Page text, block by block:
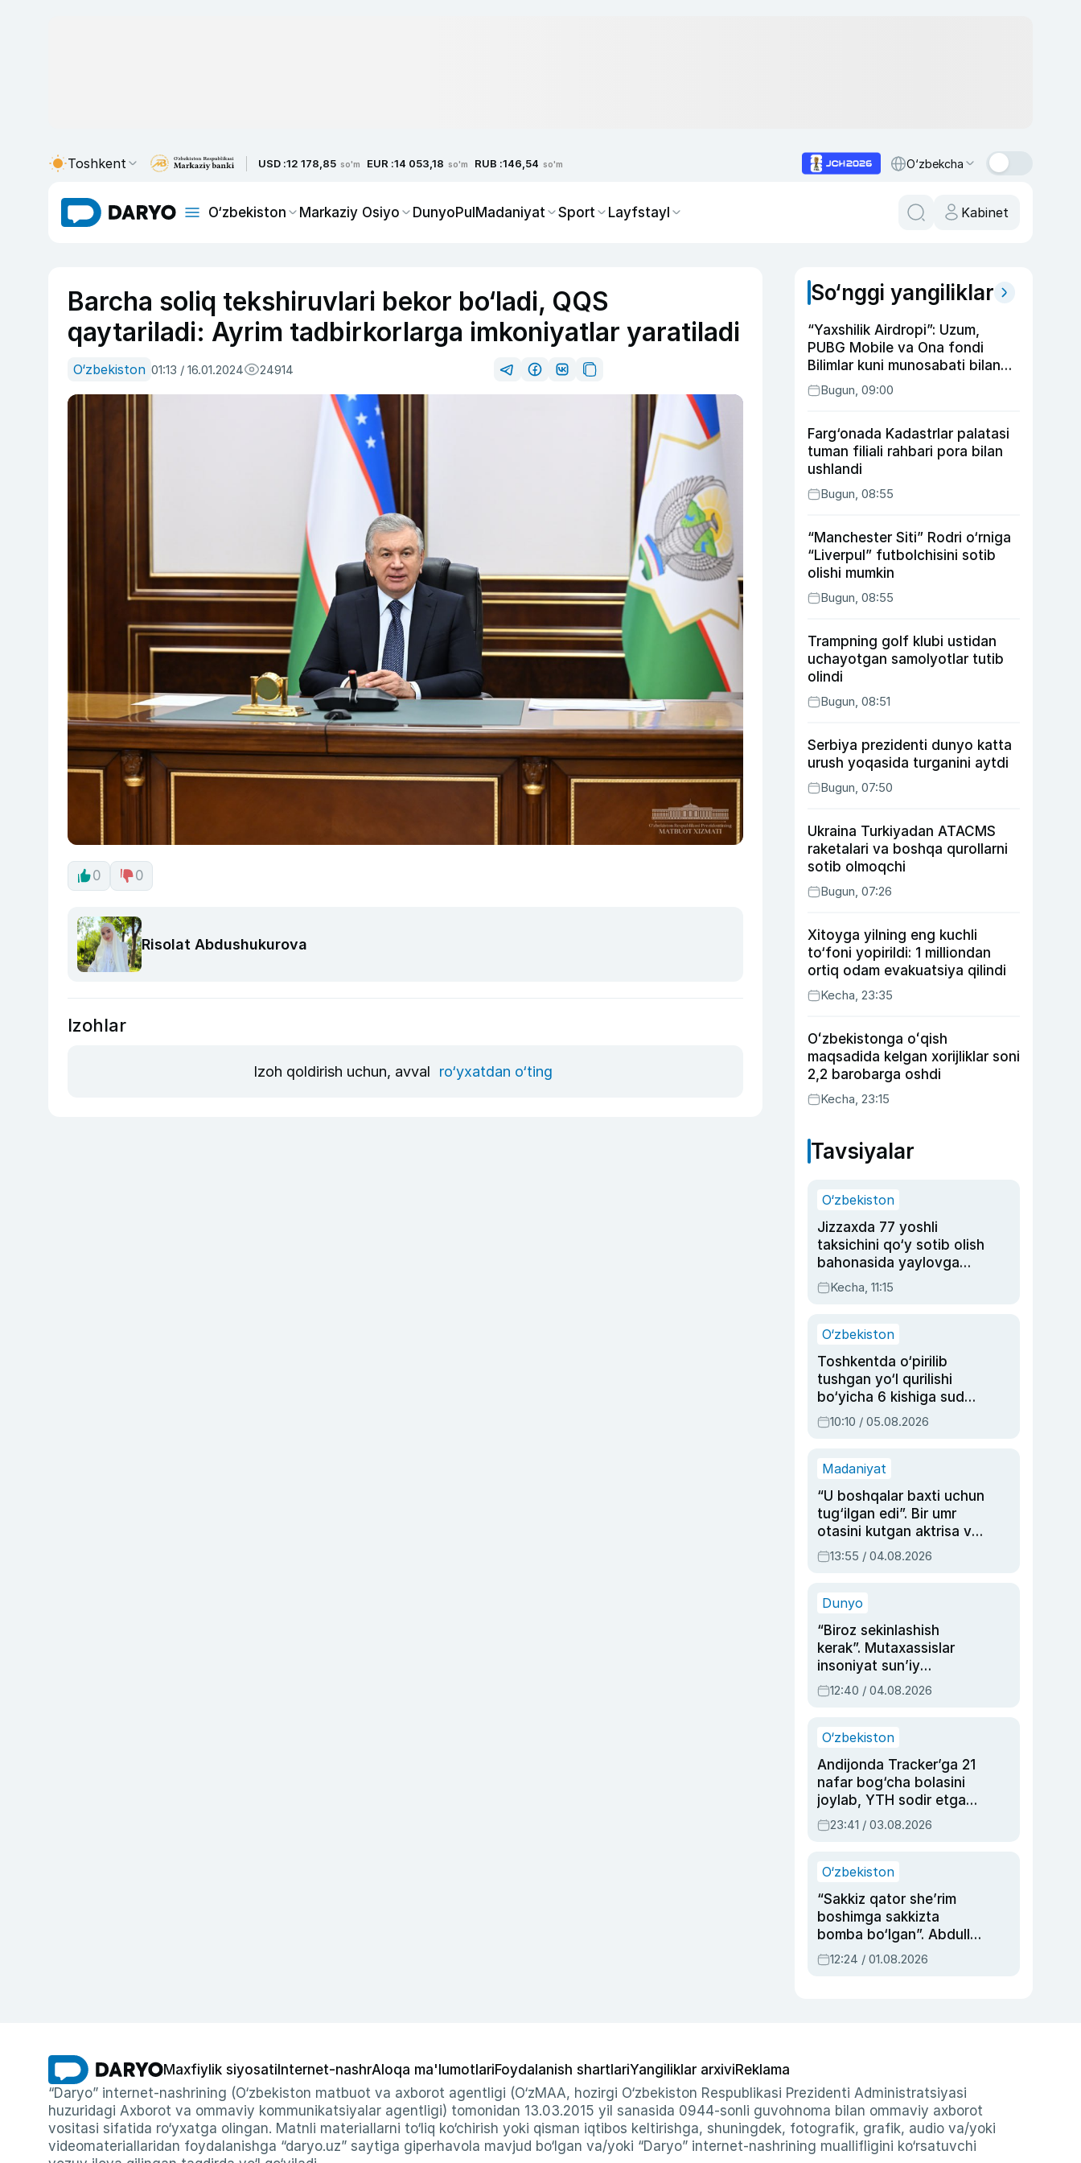
Toshkent USD :12 178,85 so'm EUR :14 053,18 so'm RUB :146,54 so'm O‘zbekcha
O‘zbekiston Markaziy Osiyo DunyoPulMadaniyat Sport Layfstayl Kabinet
Barcha soliq tekshiruvlari bekor bo‘ladi, QQS
qaytariladi: Ayrim tadbirkorlarga imkoniyatlar yaratiladi
O‘zbekiston 01:13 / 16.01.2024 24914
0 0
Risolat Abdushukurova
Izohlar
Izoh qoldirish uchun, avval ro‘yxatdan o‘ting
So‘nggi yangiliklar
“Yaxshilik Airdropi”: Uzum,
PUBG Mobile va Ona fondi
Bilimlar kuni munosabati bilan
xayriya tadbirini yo‘lga
qo‘ymoqda
Bugun, 09:00
Farg‘onada Kadastrlar palatasi
tuman filiali rahbari pora bilan
ushlandi
Bugun, 08:55
“Manchester Siti” Rodri o‘rniga
“Liverpul” futbolchisini sotib
olishi mumkin
Bugun, 08:55
Trampning golf klubi ustidan
uchayotgan samolyotlar tutib
olindi
Bugun, 08:51
Serbiya prezidenti dunyo katta
urush yoqasida turganini aytdi
Bugun, 07:50
Ukraina Turkiyadan ATACMS
raketalari va boshqa qurollarni
sotib olmoqchi
Bugun, 07:26
Xitoyga yilning eng kuchli
to‘foni yopirildi: 1 milliondan
ortiq odam evakuatsiya qilindi
Kecha, 23:35
Oʻzbekistonga oʻqish
maqsadida kelgan xorijliklar soni
2,2 barobarga oshdi
Kecha, 23:15
Tavsiyalar
O‘zbekiston
Jizzaxda 77 yoshli
taksichini qo‘y sotib olish
bahonasida yaylovga
olib borib o‘ldirgan yigit
20 yilga qamaldi
Kecha, 11:15
O‘zbekiston
Toshkentda o‘pirilib
tushgan yo‘l qurilishi
bo‘yicha 6 kishiga sud
hukmi o‘qildi
10:10 / 05.08.2026
Madaniyat
“U boshqalar baxti uchun
tug‘ilgan edi”. Bir umr
otasini kutgan aktrisa va
dublyaj ustasi Rimma
Ahmedovaning
13:55 / 04.08.2026
Dunyo
“Biroz sekinlashish
kerak”. Mutaxassislar
insoniyat sun’iy
intellektni boshqara
olmay qolishidan xavotir
12:40 / 04.08.2026
O‘zbekiston
Andijonda Tracker’ga 21
nafar bog‘cha bolasini
joylab, YTH sodir etgan
ayolga sud hukmi o‘qildi
23:41 / 03.08.2026
O‘zbekiston
“Sakkiz qator she’rim
boshimga sakkizta
bomba bo‘lgan”. Abdulla
Oripovni siyosiy
ayblovlardan asrab
12:24 / 01.08.2026
Maxfiylik siyosati Internet-nashrAloqa ma'lumotlariFoydalanish shartlariYangiliklar arxiviReklama
“Daryo” internet-nashrining (O‘zbekiston matbuot va axborot agentligi (O‘zMAA, hozirgi O‘zbekiston Respublikasi Prezidenti Administratsiyasi
huzuridagi Axborot va ommaviy kommunikatsiyalar agentligi) tomonidan 13.03.2015 yil sanasida 0944-sonli guvohnoma bilan ommaviy axborot
vositasi sifatida ro‘yxatga olingan. Matnli materiallarni to‘liq ko‘chirish yoki qisman iqtibos keltirishga, shuningdek, fotografik, grafik, audio va/yoki
videomateriallaridan foydalanishga “daryo.uz” saytiga giperhavola mavjud bo‘lgan va/yoki “Daryo” internet-nashrining muallifligini ko‘rsatuvchi